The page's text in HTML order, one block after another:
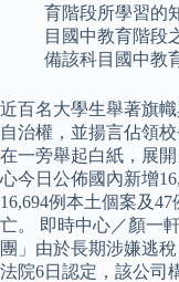
育階段所學習的
目國中教育階段
備該科目國中教
近百名大學生舉著旗
自治權，並揚言佔領
在一旁舉起白紙，展
心今日公佈國內新增
16,694例本土個案及
亡。 即時中心／顏一
團」由於長期涉嫌逃
法院6日認定，該公司